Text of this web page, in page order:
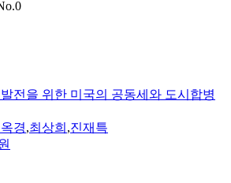
전을 위한 미국의 공동세와 도시합병
경,최상희 ,진재특